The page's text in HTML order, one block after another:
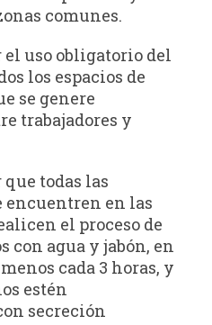
comunes.
el uso obligatorio del
los espacios de
se genere
trabajadores y
que todas las
encuentren en las
el proceso de
con agua y jabón, en
cada 3 horas, y
estén
secreción